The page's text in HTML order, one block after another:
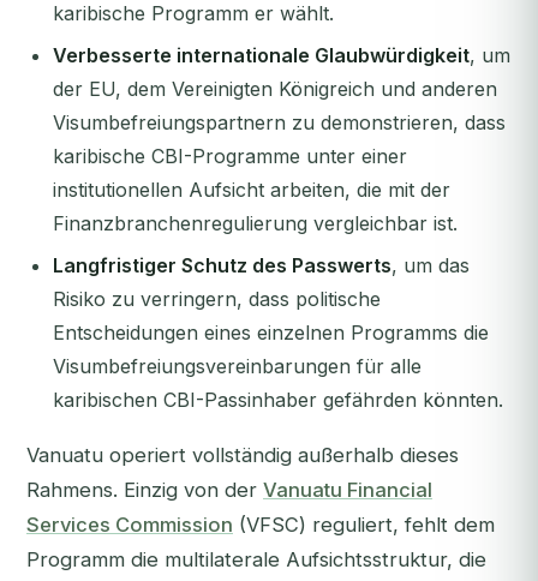
karibische Programm er wählt.
Verbesserte internationale Glaubwürdigkeit, um
der EU, dem Vereinigten Königreich und anderen
Visumbefreiungspartnern zu demonstrieren, dass
karibische CBI-Programme unter einer
institutionellen Aufsicht arbeiten, die mit der
Finanzbranchenregulierung vergleichbar ist.
Langfristiger Schutz des Passwerts, um das
Risiko zu verringern, dass politische
Entscheidungen eines einzelnen Programms die
Visumbefreiungsvereinbarungen für alle
karibischen CBI-Passinhaber gefährden könnten.
Vanuatu operiert vollständig außerhalb dieses
Rahmens. Einzig von der Vanuatu Financial
Services Commission (VFSC) reguliert, fehlt dem
Programm die multilaterale Aufsichtsstruktur, die